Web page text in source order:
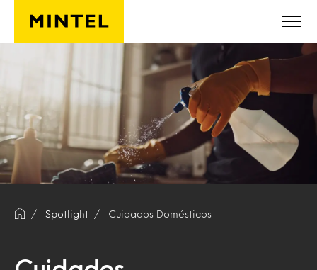
Skip to main content
Spotlight Cuidados Domésticos